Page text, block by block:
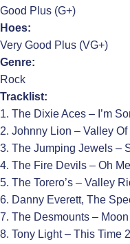
Good Plus (G+)
Hoes:
Very Good Plus (VG+)
Genre:
Rock
Tracklist:
1. The Dixie Aces – I’m
2. Johnny Lion – Valley Of
3. The Jumping Jewels –
4. The Fire Devils – Oh
5. The Torero’s – Valley
6. Danny Everett, The
7. The Desmounts –
8. Tony Light – This Time